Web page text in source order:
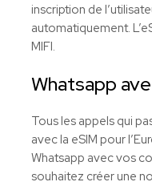
inscription de
automatiquement.
MIFI.
Whatsapp
Tous les appels qui
avec la eSIM pour
Whatsapp avec vos
souhaitez créer une